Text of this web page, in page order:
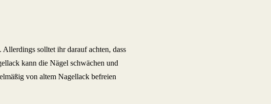
solltet ihr darauf achten, dass
kann die Nägel schwächen und
von altem Nagellack befreien